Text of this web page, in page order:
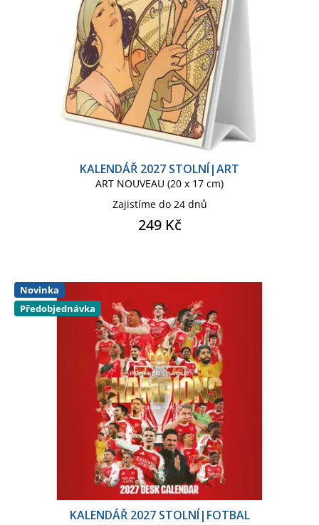
PUSHEEN
ROYAL HORTICULTURAL SOCIETY
SNOOPY
STAR WARS HVĚZDNÉ VÁLKY
STAR WARS KIDS
STAR WARS SÉRIE
STUDIO PETS THE BEATLES
THE LITTLE PRINCE
THE NIGHTMARE BEFORE
CHRISTMAS
TOTTENHAM HOTSPUR
VINCENT VAN GOGH
WEST HAM UNITED YODA
KALENDÁŘ 2027 STOLNÍ|ART
ART NOUVEAU (20 x 17 cm)
Zajistíme do 24 dnů
249 Kč
Novinka
Předobjednávka
KALENDÁŘ 2027 STOLNÍ|FOTBAL